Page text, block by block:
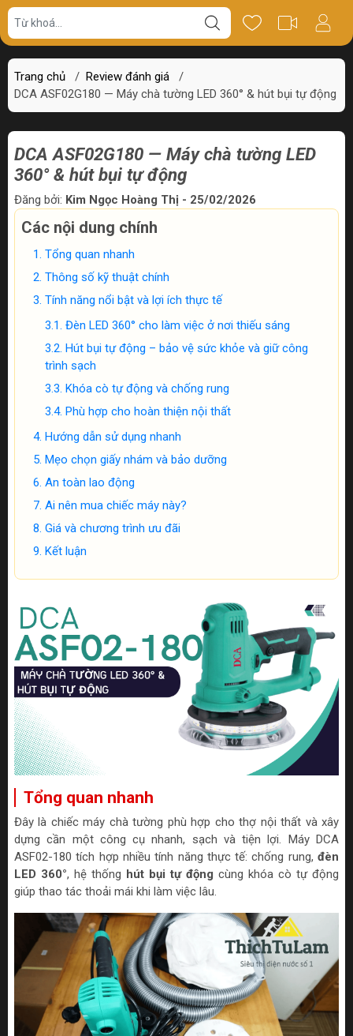
Trang chủ / Review đánh giá
/
DCA ASF02G180 — Máy chà tường LED 360° & hút bụi tự động
DCA ASF02G180 — Máy chà tường LED
360° & hút bụi tự động
Đăng bởi: Kim Ngọc Hoàng Thị - 25/02/2026
Các nội dung chính
Tổng quan nhanh
Thông số kỹ thuật chính
Tính năng nổi bật và lợi ích thực tế
Đèn LED 360° cho làm việc ở nơi thiếu sáng
Hút bụi tự động – bảo vệ sức khỏe và giữ công
trình sạch
Khóa cò tự động và chống rung
Phù hợp cho hoàn thiện nội thất
Hướng dẫn sử dụng nhanh
Mẹo chọn giấy nhám và bảo dưỡng
An toàn lao động
Ai nên mua chiếc máy này?
Giá và chương trình ưu đãi
Kết luận
Tổng quan nhanh
Đây là chiếc máy chà tường phù hợp cho thợ nội thất và xây
dựng cần một công cụ nhanh, sạch và tiện lợi. Máy DCA
ASF02-180 tích hợp nhiều tính năng thực tế: chống rung, đèn
LED 360°, hệ thống hút bụi tự động cùng khóa cò tự động
giúp thao tác thoải mái khi làm việc lâu.